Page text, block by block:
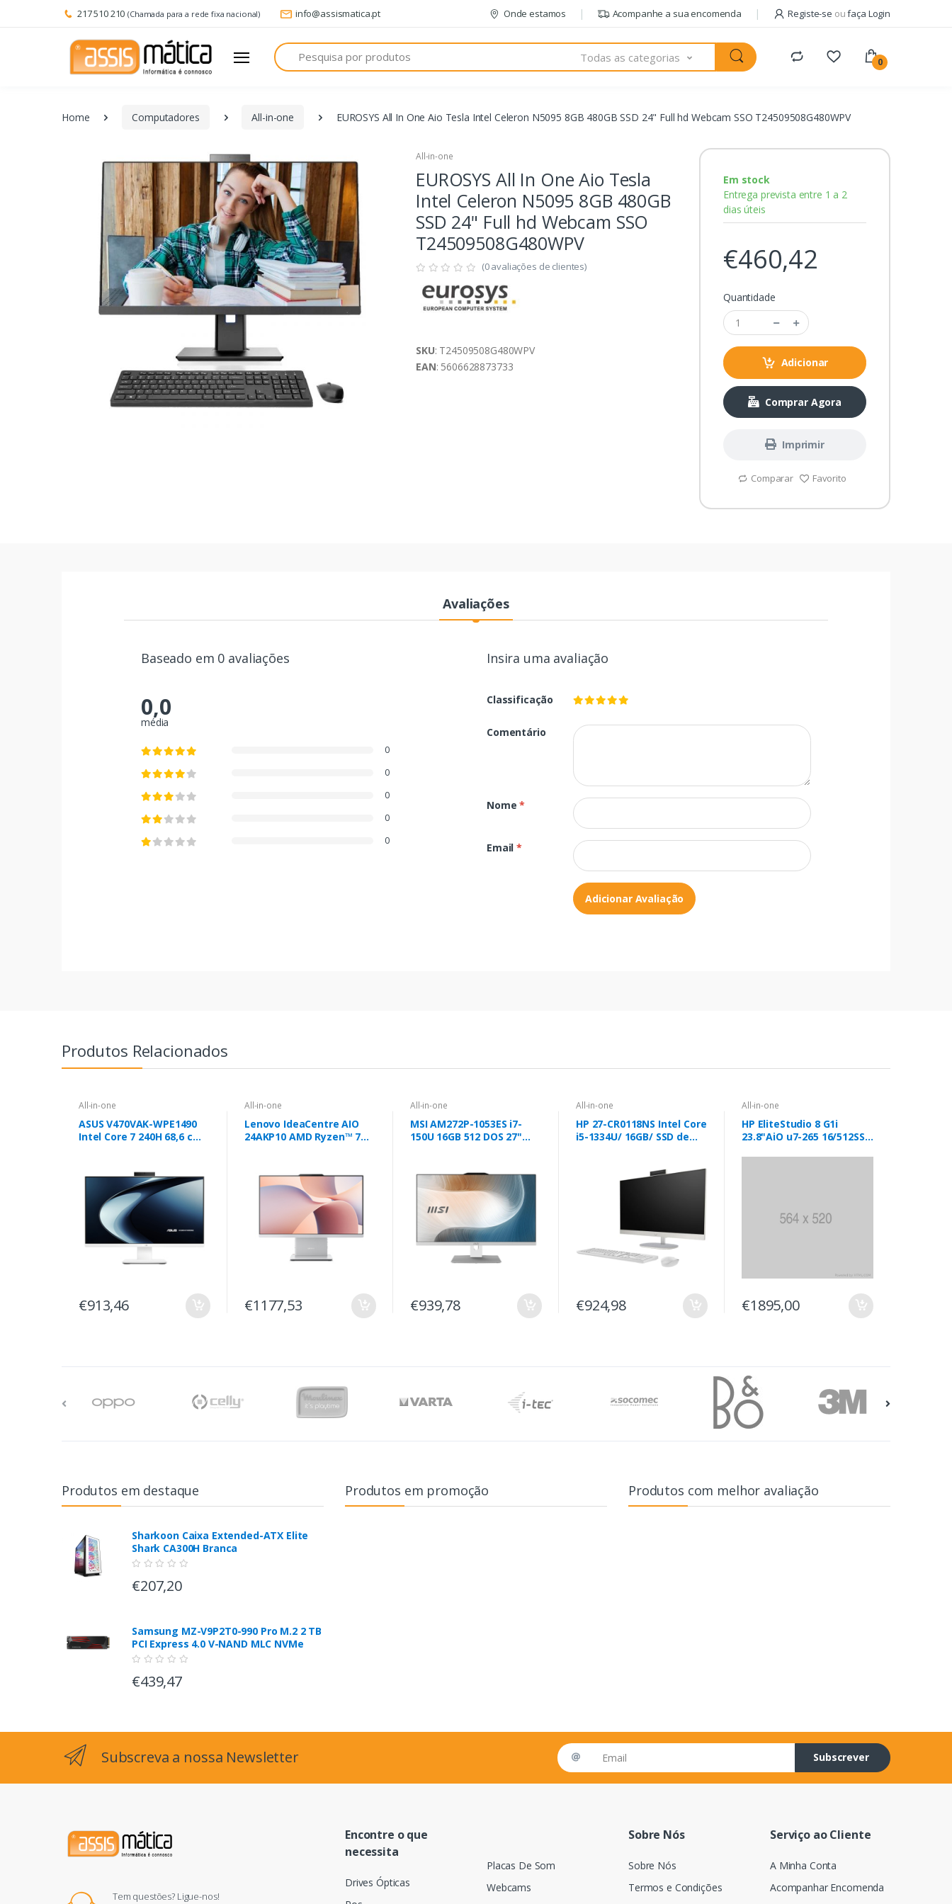
217 510 210 (Chamada para a rede fixa nacional) info@assismatica.pt Onde estamos Acompanhe a sua encomenda Registe-se oufaça Login
Pesquisa
Todas as categorias 0
Home Computadores All-in-one EUROSYS All In One Aio Tesla Intel Celeron N5095 8GB 480GB SSD 24" Full hd Webcam SSO T24509508G480WPV
All-in-one
EUROSYS All In One Aio Tesla
Intel Celeron N5095 8GB 480GB
SSD 24" Full hd Webcam SSO
T24509508G480WPV
(0 avaliações de clientes)
SKU: T24509508G480WPV
EAN: 5606628873733
Em stock
Entrega prevista entre 1 a 2
dias úteis
€460,42
Quantidade
Adicionar
Comprar Agora
Imprimir
Comparar Favorito
Avaliações
Baseado em 0 avaliações
0,0
média
0
0
0
0
0
Insira uma avaliação
Classificação
Comentário
Nome*
Email*
Adicionar Avaliação
Produtos Relacionados
All-in-one
ASUS V470VAK-WPE1490
Intel Core 7 240H 68,6 cm
SDRAM 512 GB SSD Wi-Fi 6
(802.11ax) Branco
€913,46
All-in-one
Lenovo IdeaCentre AIO
24AKP10 AMD Ryzen™ 7
DDR5-SDRAM 1 TB SSD
Windows 11 Home Wi-Fi 6
(802.11ax) Cinzento
€1177,53
All-in-one
MSI AM272P-1053ES i7-
150U 16GB 512 DOS 27"
€939,78
All-in-one
HP 27-CR0118NS Intel Core
i5-1334U/ 16GB/ SSD de
€924,98
All-in-one
HP EliteStudio 8 G1i
23.8"AiO u7-265 16/512SSD
€1895,00
Produtos em destaque
Sharkoon Caixa Extended-ATX Elite
Shark CA300H Branca
€207,20
Samsung MZ-V9P2T0-990 Pro M.2 2 TB
PCI Express 4.0 V-NAND MLC NVMe
€439,47
Produtos em promoção Produtos com melhor avaliação
Subscreva a nossa Newsletter Email address
Subscrever
Tem questões? Ligue-nos!
Encontre o que
necessita
Drives Ópticas
Placas De Som
Webcams
Sobre Nós
Sobre Nós
Termos e Condições
Serviço ao Cliente
A Minha Conta
Acompanhar Encomenda